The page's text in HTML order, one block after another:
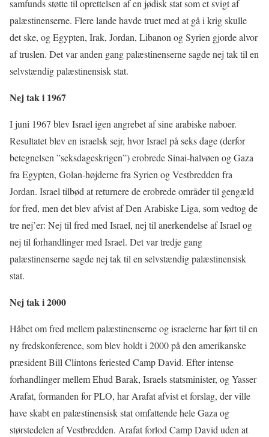
samfunds støtte til oprettelsen af en jødisk stat som et svigt af
palæstinenserne. Flere lande havde truet med at gå i krig skulle
det ske, og Egypten, Irak, Jordan, Libanon og Syrien gjorde alvor
af truslen. Det var anden gang palæstinenserne sagde nej tak til en
selvstændig palæstinensisk stat.
Nej tak i 1967
I juni 1967 blev Israel igen angrebet af sine arabiske naboer.
Resultatet blev en israelsk sejr, hvor Israel på seks dage (derfor
betegnelsen ”seksdageskrigen”) erobrede Sinai-halvøen og Gaza
fra Egypten, Golan-højderne fra Syrien og Vestbredden fra
Jordan. Israel tilbød at returnere de erobrede områder til gengæld
for fred, men det blev afvist af Den Arabiske Liga, som vedtog de
tre nej’er: Nej til fred med Israel, nej til anerkendelse af Israel og
nej til forhandlinger med Israel. Det var tredje gang
palæstinenserne sagde nej tak til en selvstændig palæstinensisk
stat.
Nej tak i 2000
Håbet om fred mellem palæstinenserne og israelerne har ført til en
ny fredskonference, som blev holdt i 2000 på den amerikanske
præsident Bill Clintons feriested Camp David. Efter intense
forhandlinger mellem Ehud Barak, Israels statsminister, og Yasser
Arafat, formanden for PLO, har Arafat afvist et forslag, der ville
have skabt en palæstinensisk stat omfattende hele Gaza og
størstedelen af Vestbredden. Arafat forlod Camp David uden at